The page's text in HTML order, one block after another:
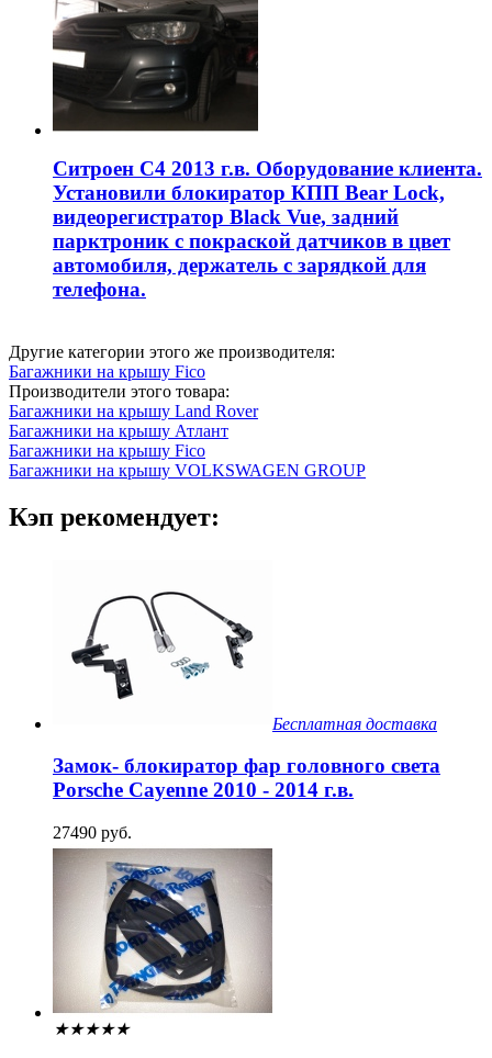
Ситроен С4 2013 г.в. Оборудование клиента.
Установили блокиратор КПП Bear Lock,
видеорегистратор Black Vue, задний
парктроник с покраской датчиков в цвет
автомобиля, держатель с зарядкой для
телефона.
Другие категории этого же производителя:
Багажники на крышу Fico
Производители этого товара:
Багажники на крышу Land Rover
Багажники на крышу Атлант
Багажники на крышу Fico
Багажники на крышу VOLKSWAGEN GROUP
Кэп рекомендует:
Бесплатная доставка
Замок- блокиратор фар головного света
Porsche Cayenne 2010 - 2014 г.в.
27490 руб.
★★★★★